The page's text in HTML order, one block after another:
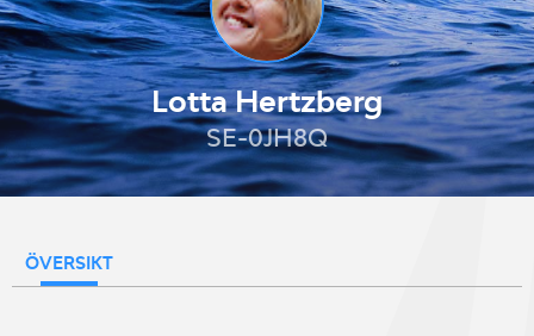
Lotta Hertzberg
SE-0JH8Q
ÖVERSIKT